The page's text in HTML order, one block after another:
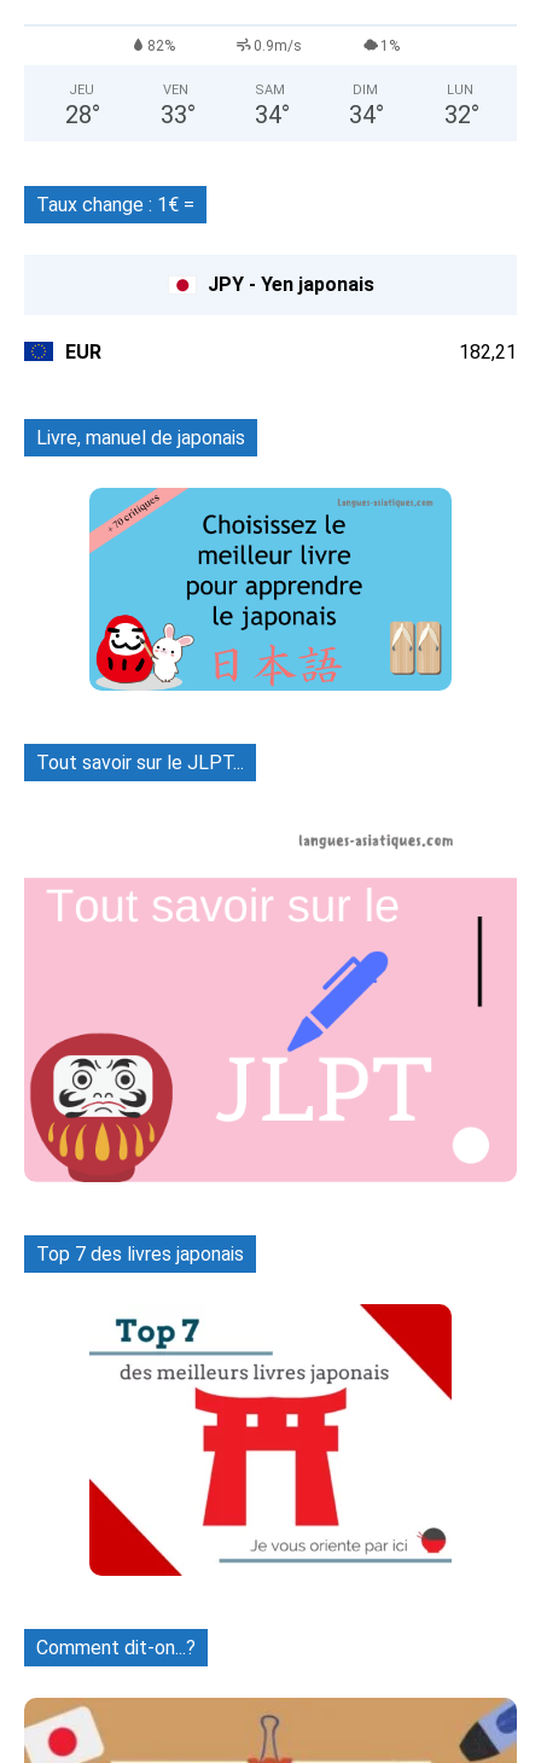
82% 0.9m/s 1%
JEU
28°
VEN
33°
SAM
34°
DIM
34°
LUN
32°
Taux change : 1€ =
JPY - Yen japonais
EUR 182,21
Livre, manuel de japonais
Tout savoir sur le JLPT...
Top 7 des livres japonais
Comment dit-on...?